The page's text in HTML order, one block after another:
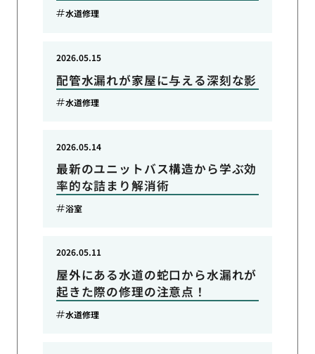
水道修理
配管水漏れが家屋に与える深刻な影
2026.05.15
水道修理
最新のユニットバス構造から学ぶ効
率的な詰まり解消術
2026.05.14
浴室
屋外にある水道の蛇口から水漏れが
起きた際の修理の注意点！
2026.05.11
水道修理